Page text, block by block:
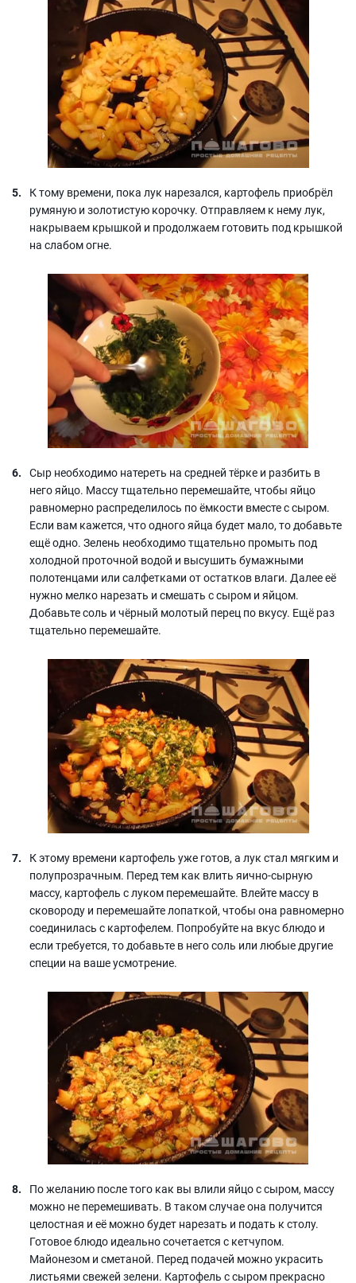
К тому времени, пока лук нарезался, картофель приобрёл
румяную и золотистую корочку. Отправляем к нему лук,
накрываем крышкой и продолжаем готовить под крышкой
на слабом огне.
Сыр необходимо натереть на средней тёрке и разбить в
него яйцо. Массу тщательно перемешайте, чтобы яйцо
равномерно распределилось по ёмкости вместе с сыром.
Если вам кажется, что одного яйца будет мало, то добавьте
ещё одно. Зелень необходимо тщательно промыть под
холодной проточной водой и высушить бумажными
полотенцами или салфетками от остатков влаги. Далее её
нужно мелко нарезать и смешать с сыром и яйцом.
Добавьте соль и чёрный молотый перец по вкусу. Ещё раз
тщательно перемешайте.
К этому времени картофель уже готов, а лук стал мягким и
полупрозрачным. Перед тем как влить яично-сырную
массу, картофель с луком перемешайте. Влейте массу в
сковороду и перемешайте лопаткой, чтобы она равномерно
соединилась с картофелем. Попробуйте на вкус блюдо и
если требуется, то добавьте в него соль или любые другие
специи на ваше усмотрение.
По желанию после того как вы влили яйцо с сыром, массу
можно не перемешивать. В таком случае она получится
целостная и её можно будет нарезать и подать к столу.
Готовое блюдо идеально сочетается с кетчупом.
Майонезом и сметаной. Перед подачей можно украсить
листьями свежей зелени. Картофель с сыром прекрасно